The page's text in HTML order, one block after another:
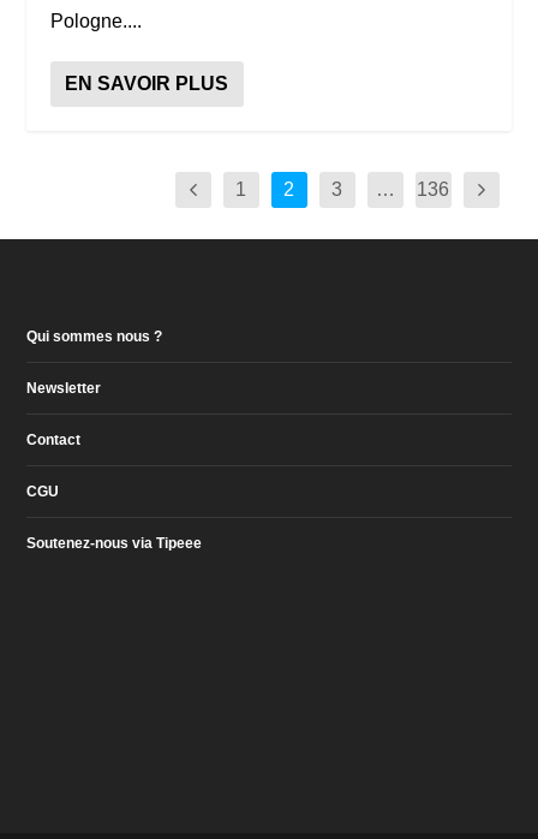
Pologne....
EN SAVOIR PLUS
1 2 3 … 136
Qui sommes nous ?
Newsletter
Contact
CGU
Soutenez-nous via Tipeee